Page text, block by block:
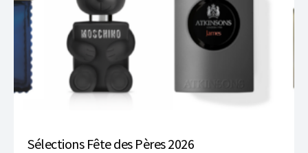
Sélections Fête des Pères 2026